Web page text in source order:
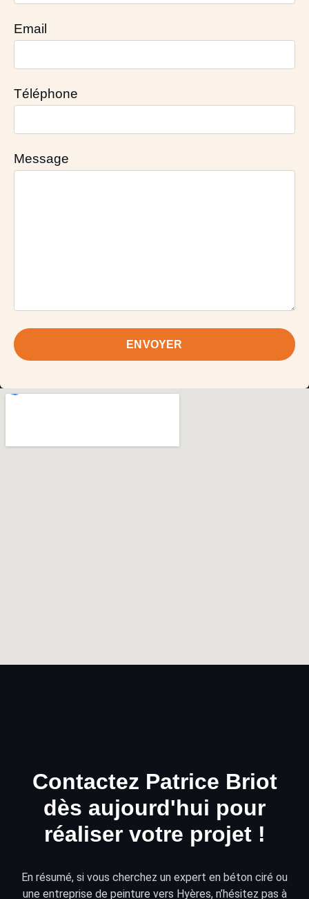
Email
Téléphone
Message
ENVOYER
Contactez Patrice Briot
dès aujourd'hui pour
réaliser votre projet !
En résumé, si vous cherchez un expert en béton ciré ou
une entreprise de peinture vers Hyères, n’hésitez pas à